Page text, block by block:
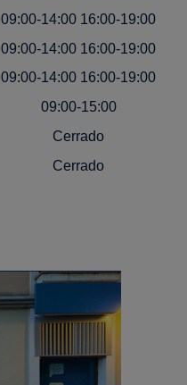
09:00-14:00 16:00-19:00
09:00-14:00 16:00-19:00
09:00-14:00 16:00-19:00
09:00-15:00
Cerrado
Cerrado